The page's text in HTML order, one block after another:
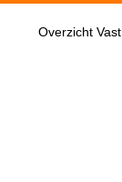
Overzicht Vast